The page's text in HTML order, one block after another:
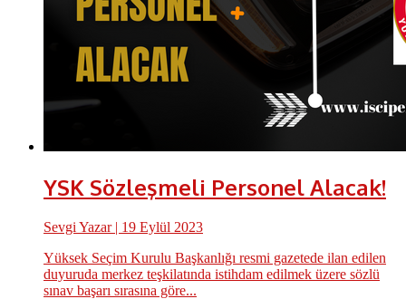
YSK Sözleşmeli Personel Alacak!
Sevgi Yazar| 19 Eylül 2023
Yüksek Seçim Kurulu Başkanlığı resmi gazetede ilan edilen
duyuruda merkez teşkilatında istihdam edilmek üzere sözlü
sınav başarı sırasına göre...